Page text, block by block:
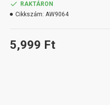
5,999 Ft
RAKTÁRON
Cikkszám: AW9064